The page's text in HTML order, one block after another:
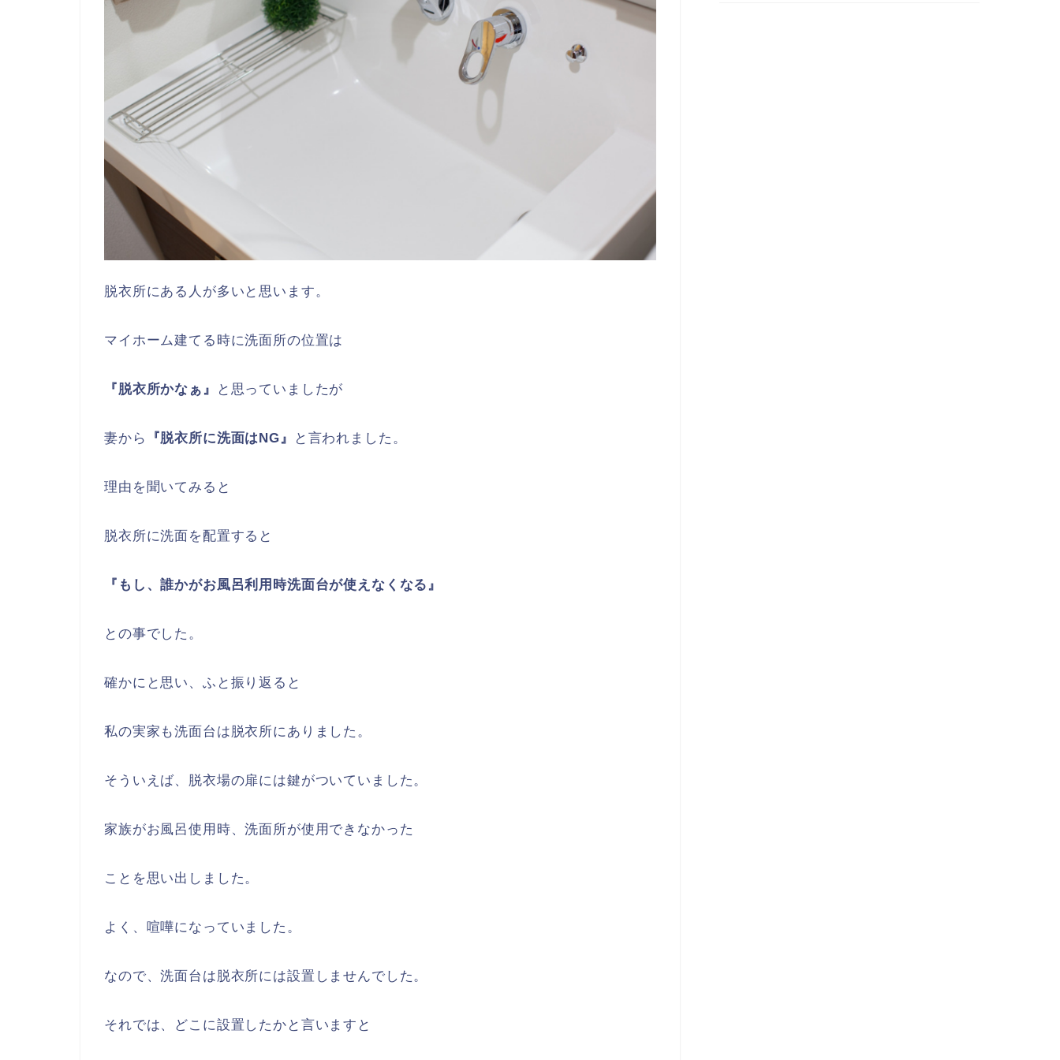
脱衣所にある人が多いと思います。
マイホーム建てる時に洗面所の位置は
『脱衣所かなぁ』 と思っていましたが
妻から 『脱衣所に洗面はNG』 と言われました。
理由を聞いてみると
脱衣所に洗面を配置すると
『もし、誰かがお風呂利用時洗面台が使えなくなる』
との事でした。
確かにと思い、ふと振り返ると
私の実家も洗面台は脱衣所にありました。
そういえば、脱衣場の扉には鍵がついていました。
家族がお風呂使用時、洗面所が使用できなかった
ことを思い出しました。
よく、喧嘩になっていました。
なので、洗面台は脱衣所には設置しませんでした。
それでは、どこに設置したかと言いますと